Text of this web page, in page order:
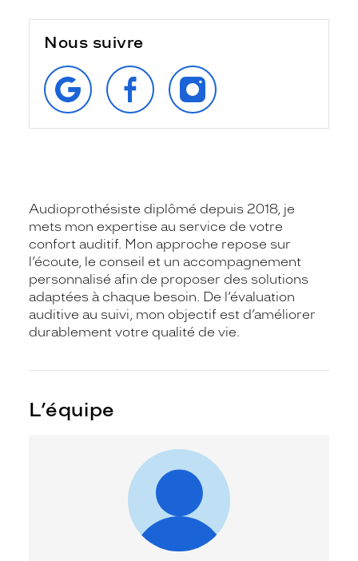
Nous suivre
RETROUVEZ‑NOUS
SUR
GOOGLE
SUIVEZ‑NOUS
SUR
FACEBOOK
SUIVEZ‑NOUS
SUR
INSTAGRAM
Audioprothésiste diplômé depuis 2018, je
mets mon expertise au service de votre
confort auditif. Mon approche repose sur
l’écoute, le conseil et un accompagnement
personnalisé afin de proposer des solutions
adaptées à chaque besoin. De l’évaluation
auditive au suivi, mon objectif est d’améliorer
durablement votre qualité de vie.
L’équipe